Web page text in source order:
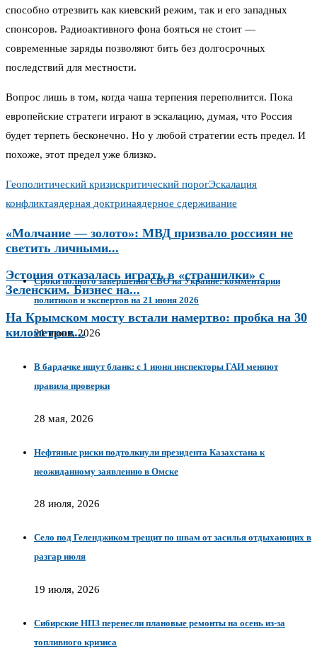
способно отрезвить как киевский режим, так и его западных
спонсоров. Радиоактивного фона бояться не стоит —
современные заряды позволяют бить без долгосрочных
последствий для местности.
Вопрос лишь в том, когда чаша терпения переполнится. Пока
европейские стратеги играют в эскалацию, думая, что Россия
будет терпеть бесконечно. Но у любой стратегии есть предел. И
похоже, этот предел уже близко.
Геополитический кризискритический порогЭскалация
конфликтаядерная доктринаядерное сдерживание
«Молчание — золото»: МВД призвало россиян не
светить личными...
Эстония отказалась играть в «страшилки» с
Зеленским. Бизнес на...
На Крымском мосту встали намертво: пробка на 30
километров...
Сроки полного завершения СВО на Украине: комментарии
политиков и экспертов на 21 июня 2026
21 июня, 2026
В бардачке ищут бланк: с 1 июня инспекторы ГАИ меняют
правила проверки
28 мая, 2026
Нефтяные риски подтолкнули президента Казахстана к
неожиданному заявлению в Омске
28 июля, 2026
Село под Геленджиком трещит по швам от засилья отдыхающих в
разгар июля
19 июля, 2026
Сибирские НПЗ перенесли плановые ремонты на осень из-за
топливного кризиса